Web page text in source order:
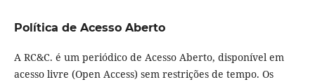
Política de Acesso Aberto
A RC&C. é um periódico de Acesso Aberto, disponível em
acesso livre (Open Access) sem restrições de tempo. Os